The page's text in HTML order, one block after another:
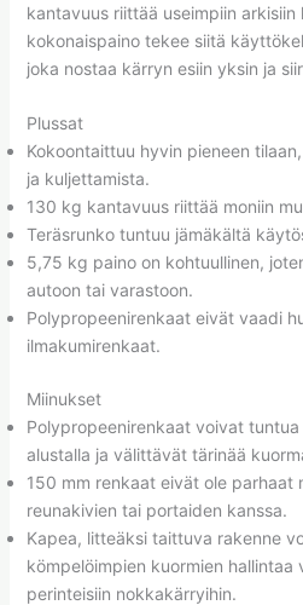
kantavuus riittää useimpiin arkisiin
kokonaispaino tekee siitä
joka nostaa kärryn esiin yksin ja
Plussat
Kokoontaittuu hyvin pieneen
ja kuljettamista.
130 kg kantavuus riittää moniin
Teräsrunko tuntuu jämäkältä
5,75 kg paino on kohtuullinen,
autoon tai varastoon.
Polypropeenirenkaat eivät vaadi
ilmakumirenkaat.
Miinukset
Polypropeenirenkaat voivat
alustalla ja välittävät tärinää
150 mm renkaat eivät ole parhaat
reunakivien tai portaiden kanssa.
Kapea, litteäksi taittuva rakenne
kömpelöimpien kuormien hallintaa
perinteisiin nokkakärryihin.